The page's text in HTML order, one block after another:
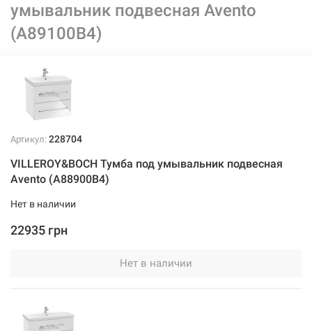
умывальник подвесная Avento
(A89100B4)
Артикул: 228704
VILLEROY&BOCH Тумба под умывальник подвесная
Avento (A88900B4)
Нет в наличии
22935 грн
Нет в наличии